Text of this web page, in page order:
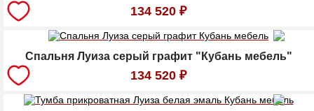
134 520 ₽
Спальня Луиза серый графит "Кубань мебель"
134 520 ₽